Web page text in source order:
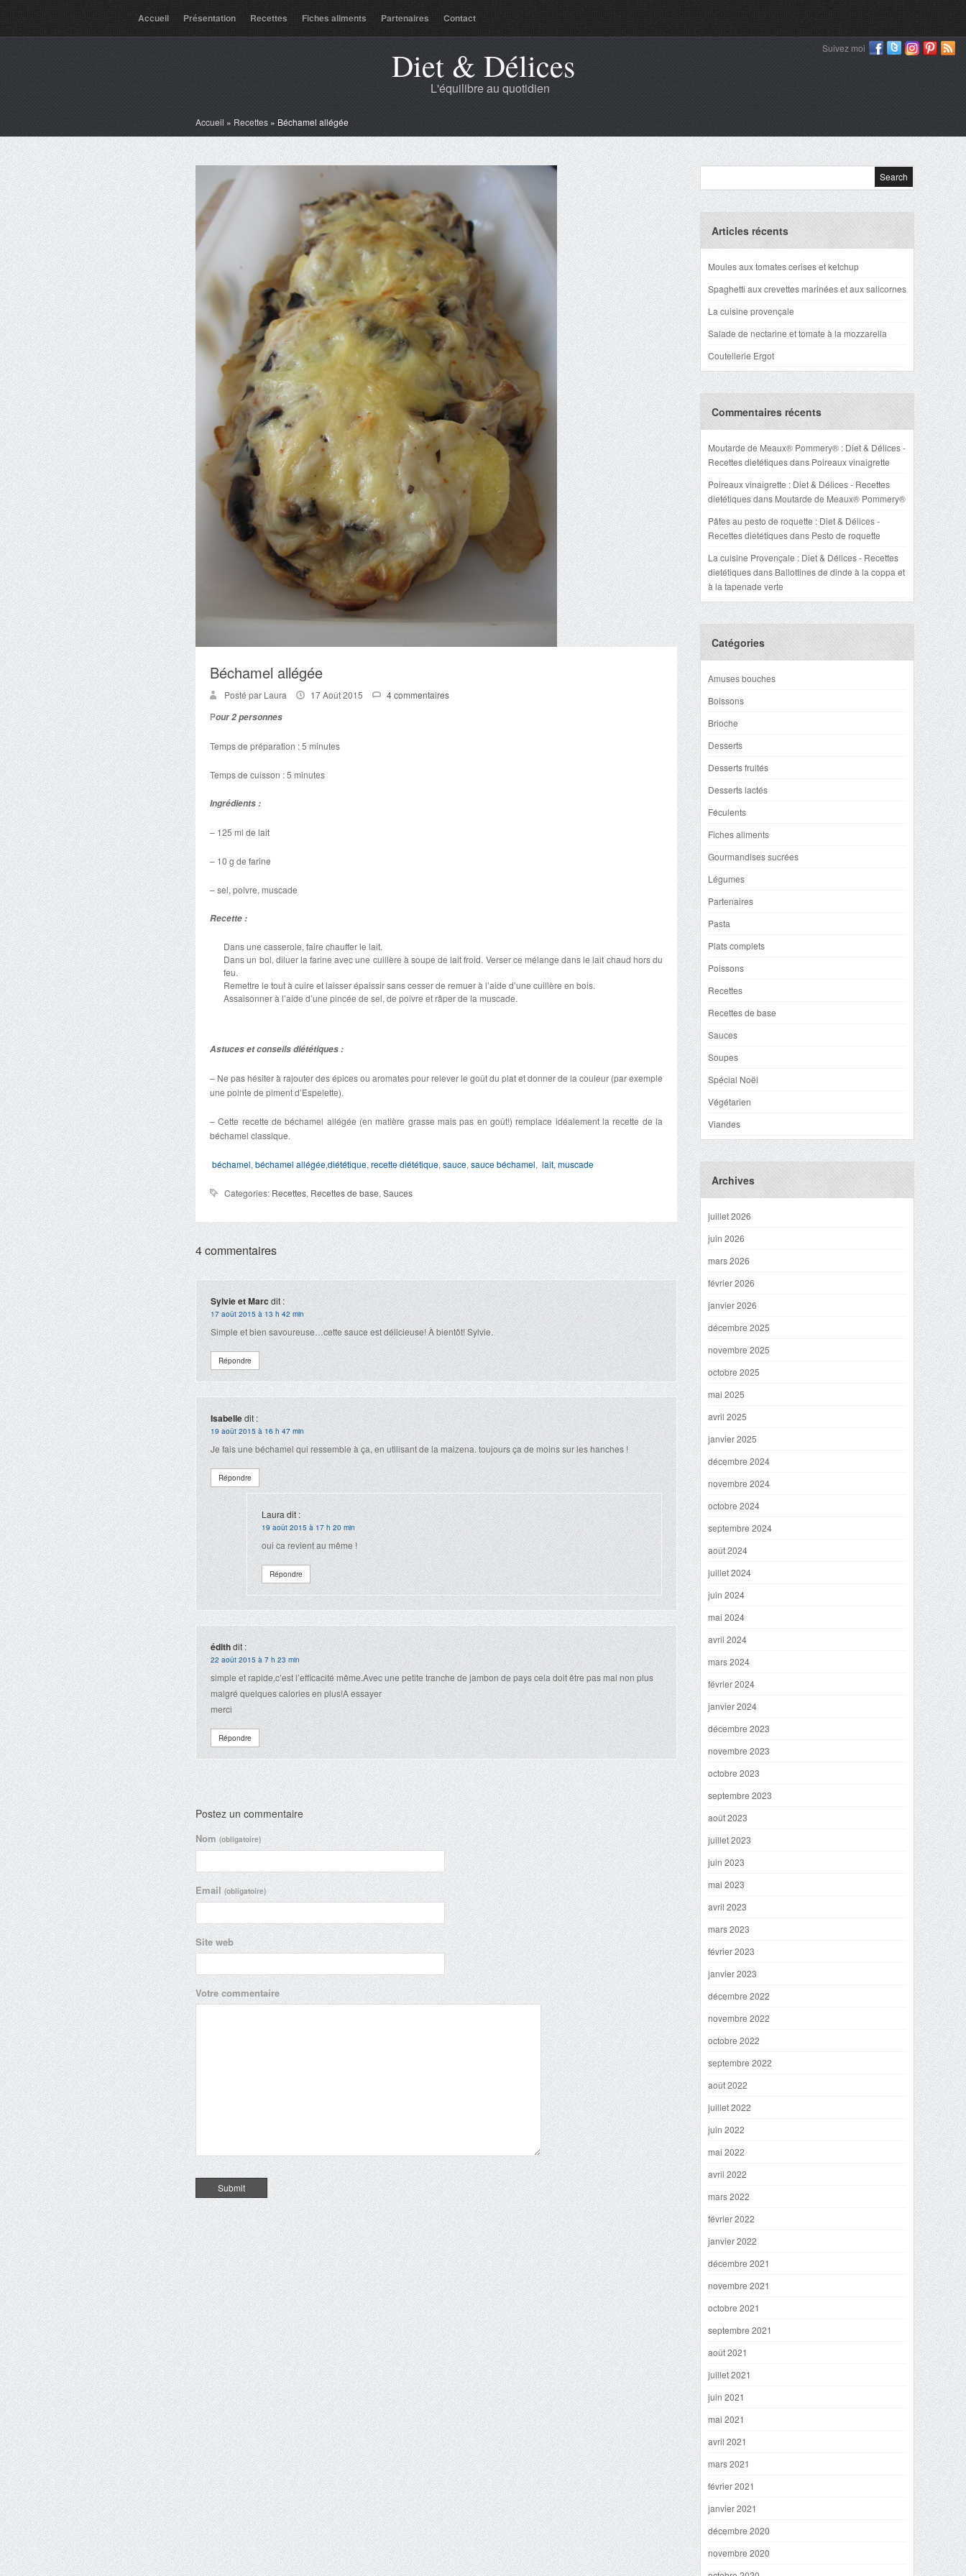
Accueil Présentation Recettes Fiches aliments Partenaires Contact
Suivez moi
Diet & Délices
L'équilibre au quotidien
Accueil » Recettes » Béchamel allégée
Béchamel allégée
Posté par Laura 17 Août 2015
4 commentaires
Pour 2 personnes
Temps de préparation : 5 minutes
Temps de cuisson : 5 minutes
Ingrédients :
– 125 ml de lait
– 10 g de farine
– sel, poivre, muscade
Recette :
Dans une casserole, faire chauffer le lait.
Dans un bol, diluer la farine avec une cuillère à soupe de lait froid. Verser ce mélange dans le lait chaud hors du
feu.
Remettre le tout à cuire et laisser épaissir sans cesser de remuer à l’aide d’une cuillère en bois.
Assaisonner à l’aide d’une pincée de sel, de poivre et râper de la muscade.
Astuces et conseils diététiques :
– Ne pas hésiter à rajouter des épices ou aromates pour relever le goût du plat et donner de la couleur (par exemple
une pointe de piment d’Espelette).
– Cette recette de béchamel allégée (en matière grasse mais pas en goût!) remplace idéalement la recette de la
béchamel classique.
béchamel, béchamel allégée,diététique, recette diététique, sauce, sauce béchamel, lait, muscade
Categories: Recettes, Recettes de base, Sauces
4 commentaires
Sylvie et Marcdit :
17 août 2015 à 13 h 42 min
Simple et bien savoureuse…cette sauce est délicieuse! À bientôt! Sylvie.
Répondre
Isabelledit :
19 août 2015 à 16 h 47 min
Je fais une béchamel qui ressemble à ça, en utilisant de la maizena. toujours ça de moins sur les hanches !
Répondre
Laura dit :
19 août 2015 à 17 h 20 min
oui ca revient au même !
Répondre
édithdit :
22 août 2015 à 7 h 23 min
simple et rapide,c’est l’efficacité même.Avec une petite tranche de jambon de pays cela doit être pas mal non plus
malgré quelques calories en plus!A essayer
merci
Répondre
Postez un commentaire
Nom(obligatoire)
Email(obligatoire)
Site web
Votre commentaire
Articles récents
Moules aux tomates cerises et ketchup
Spaghetti aux crevettes marinées et aux salicornes
La cuisine provençale
Salade de nectarine et tomate à la mozzarella
Coutellerie Ergot
Commentaires récents
Moutarde de Meaux® Pommery® : Diet & Délices -
Recettes dietétiquesdans Poireaux vinaigrette
Poireaux vinaigrette : Diet & Délices - Recettes
dietétiquesdans Moutarde de Meaux® Pommery®
Pâtes au pesto de roquette : Diet & Délices -
Recettes dietétiquesdans Pesto de roquette
La cuisine Provençale : Diet & Délices - Recettes
dietétiquesdans Ballottines de dinde à la coppa et
à la tapenade verte
Catégories
Amuses bouches
Boissons
Brioche
Desserts
Desserts fruités
Desserts lactés
Féculents
Fiches aliments
Gourmandises sucrées
Légumes
Partenaires
Pasta
Plats complets
Poissons
Recettes
Recettes de base
Sauces
Soupes
Spécial Noël
Végétarien
Viandes
Archives
juillet 2026
juin 2026
mars 2026
février 2026
janvier 2026
décembre 2025
novembre 2025
octobre 2025
mai 2025
avril 2025
janvier 2025
décembre 2024
novembre 2024
octobre 2024
septembre 2024
août 2024
juillet 2024
juin 2024
mai 2024
avril 2024
mars 2024
février 2024
janvier 2024
décembre 2023
novembre 2023
octobre 2023
septembre 2023
août 2023
juillet 2023
juin 2023
mai 2023
avril 2023
mars 2023
février 2023
janvier 2023
décembre 2022
novembre 2022
octobre 2022
septembre 2022
août 2022
juillet 2022
juin 2022
mai 2022
avril 2022
mars 2022
février 2022
janvier 2022
décembre 2021
novembre 2021
octobre 2021
septembre 2021
août 2021
juillet 2021
juin 2021
mai 2021
avril 2021
mars 2021
février 2021
janvier 2021
décembre 2020
novembre 2020